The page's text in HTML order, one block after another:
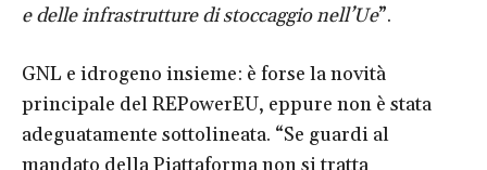
e delle infrastrutture di stoccaggio nell’Ue”.
GNL e idrogeno insieme: è forse la novità
principale del REPowerEU, eppure non è stata
adeguatamente sottolineata. “Se guardi al
mandato della Piattaforma non si tratta